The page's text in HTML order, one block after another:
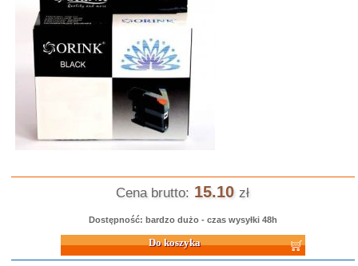
Cena brutto: 15.10 zł
Dostępność: bardzo dużo - czas wysyłki 48h
Do koszyka